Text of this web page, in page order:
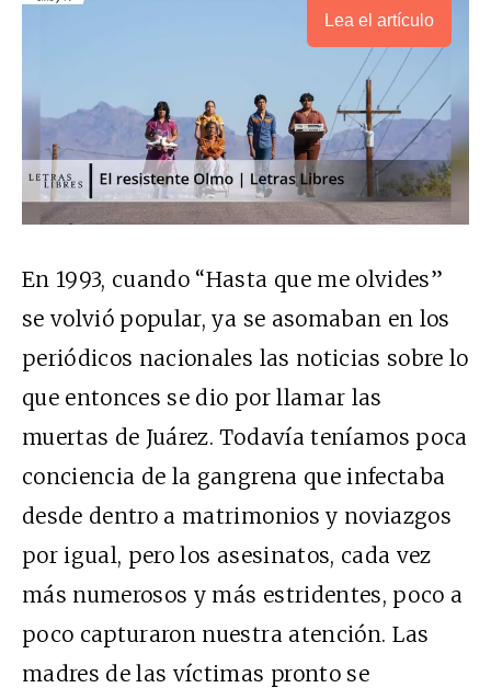
Lea el artículo
En 1993, cuando “Hasta que me olvides”
se volvió popular, ya se asomaban en los
periódicos nacionales las noticias sobre lo
que entonces se dio por llamar las
muertas de Juárez. Todavía teníamos poca
conciencia de la gangrena que infectaba
desde dentro a matrimonios y noviazgos
por igual, pero los asesinatos, cada vez
más numerosos y más estridentes, poco a
poco capturaron nuestra atención. Las
madres de las víctimas pronto se